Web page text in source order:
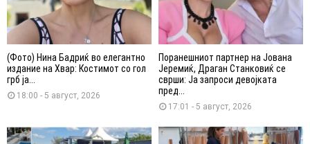
(Фото) Нина Бадриќ во елегантно
издание на Хвар: Костимот со гол
грб ја...
18:00 - 5 август, 2026
Поранешниот партнер на Јована
Јеремиќ, Драган Станковиќ се
сврши: Ја запроси девојката
пред...
17:01 - 5 август, 2026